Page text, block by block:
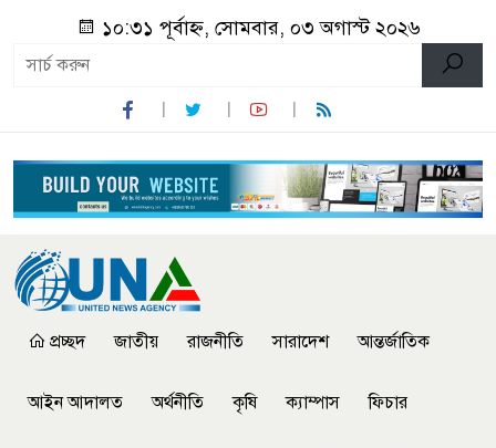
১০:৩১ পূর্বাহ্ন, সোমবার, ০৩ অগাস্ট ২০২৬
প্রচ্ছদ জাতীয় রাজনীতি সারাদেশ আন্তর্জাতিক
আইন আদালত অর্থনীতি কৃষি ক্যাম্পাস ফিচার